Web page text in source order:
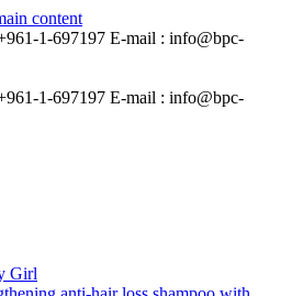
content
1-697197 E-mail : info@bpc-
1-697197 E-mail : info@bpc-
Girl